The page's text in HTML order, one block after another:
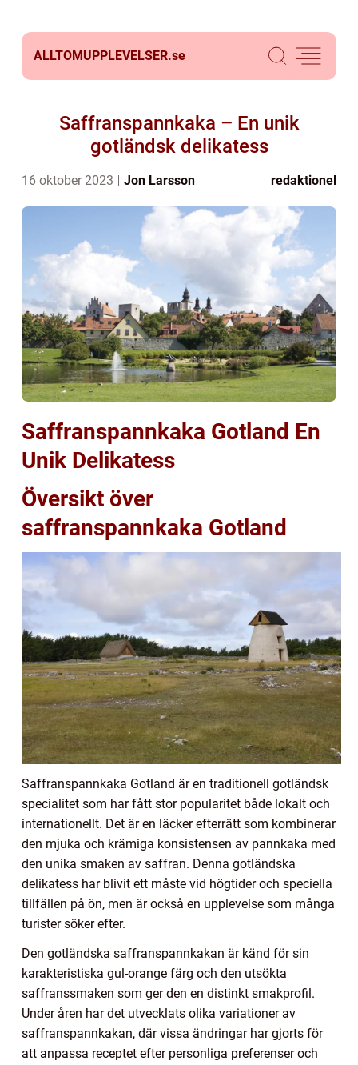
ALLTOMUPPLEVELSER.se
Saffranspannkaka – En unik
gotländsk delikatess
16 oktober 2023 Jon Larsson redaktionel
Saffranspannkaka Gotland En
Unik Delikatess
Översikt över
saffranspannkaka Gotland
Saffranspannkaka Gotland är en traditionell gotländsk
specialitet som har fått stor popularitet både lokalt och
internationellt. Det är en läcker efterrätt som kombinerar
den mjuka och krämiga konsistensen av pannkaka med
den unika smaken av saffran. Denna gotländska
delikatess har blivit ett måste vid högtider och speciella
tillfällen på ön, men är också en upplevelse som många
turister söker efter.
Den gotländska saffranspannkakan är känd för sin
karakteristiska gul-orange färg och den utsökta
saffranssmaken som ger den en distinkt smakprofil.
Under åren har det utvecklats olika variationer av
saffranspannkakan, där vissa ändringar har gjorts för
att anpassa receptet efter personliga preferenser och